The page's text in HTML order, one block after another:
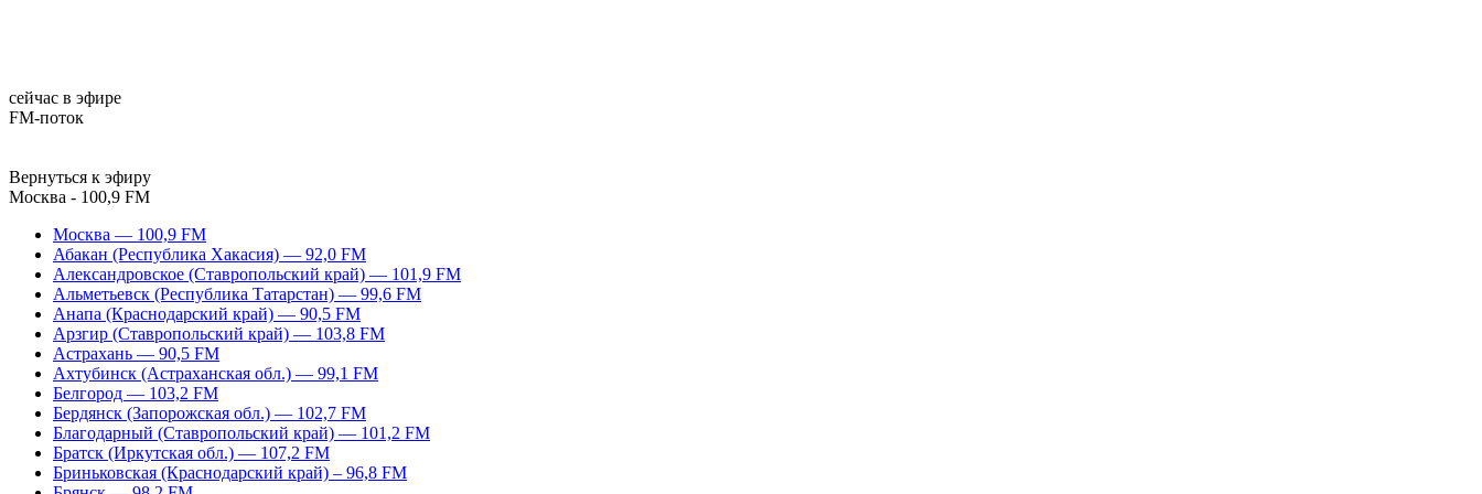
сейчас в эфире
FM-поток
Вернуться к эфиру
Москва - 100,9 FM
Москва — 100,9 FM
Абакан (Республика Хакасия) — 92,0 FM
Александровское (Ставропольский край) — 101,9 FM
Альметьевск (Республика Татарстан) — 99,6 FM
Анапа (Краснодарский край) — 90,5 FM
Арзгир (Ставропольский край) — 103,8 FM
Астрахань — 90,5 FM
Ахтубинск (Астраханская обл.) — 99,1 FM
Белгород — 103,2 FM
Бердянск (Запорожская обл.) — 102,7 FM
Благодарный (Ставропольский край) — 101,2 FM
Братск (Иркутская обл.) — 107,2 FM
Бриньковская (Краснодарский край) – 96,8 FM